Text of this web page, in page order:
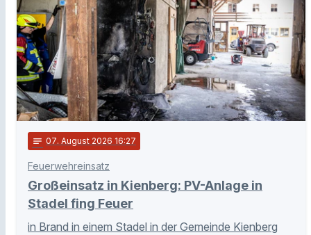
notes 07. August 2026 16:27
Feuerwehreinsatz
Großeinsatz in Kienberg: PV-Anlage in
Stadel fing Feuer
in Brand in einem Stadel in der Gemeinde Kienberg